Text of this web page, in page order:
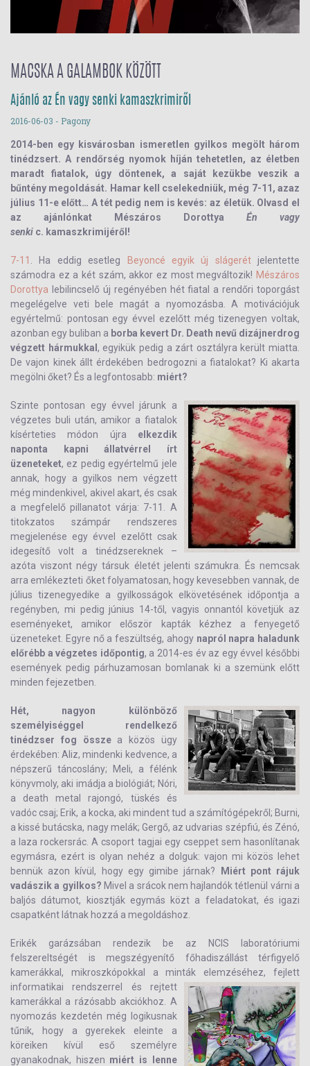
MACSKA A GALAMBOK KÖZÖTT
Ajánló az Én vagy senki kamaszkrimiről
2016-06-03 - Pagony
2014-ben egy kisvárosban ismeretlen gyilkos megölt három
tinédzsert. A rendőrség nyomok híján tehetetlen, az életben
maradt fiatalok, úgy döntenek, a saját kezükbe veszik a
bűntény megoldását. Hamar kell cselekedniük, még 7-11, azaz
július 11-e előtt… A tét pedig nem is kevés: az életük. Olvasd el
az ajánlónkat Mészáros Dorottya Én vagy
senki c. kamaszkrimijéről!
7-11 . Ha eddig esetleg Beyoncé egyik új slágerétjelentette
számodra ez a két szám, akkor ez most megváltozik! Mészáros
Dorottya lebilincselő új regényében hét fiatal a rendőri toporgást
megelégelve veti bele magát a nyomozásba. A motivációjuk
egyértelmű: pontosan egy évvel ezelőtt még tizenegyen voltak,
azonban egy buliban a borba kevert Dr. Death nevű dizájnerdrog
végzett hármukkal , egyikük pedig a zárt osztályra került miatta.
De vajon kinek állt érdekében bedrogozni a fiatalokat? Ki akarta
megölni őket? És a legfontosabb: miért?
Szinte pontosan egy évvel járunk a
végzetes buli után, amikor a fiatalok
kísérteties módon újra elkezdik
naponta kapni állatvérrel írt
üzeneteket, ez pedig egyértelmű jele
annak, hogy a gyilkos nem végzett
még mindenkivel, akivel akart, és csak
a megfelelő pillanatot várja: 7-11. A
titokzatos számpár rendszeres
megjelenése egy évvel ezelőtt csak
idegesítő volt a tinédzsereknek –
azóta viszont négy társuk életét jelenti számukra. És nemcsak
arra emlékezteti őket folyamatosan, hogy kevesebben vannak, de
július tizenegyedike a gyilkosságok elkövetésének időpontja a
regényben, mi pedig június 14-től, vagyis onnantól követjük az
eseményeket, amikor először kapták kézhez a fenyegető
üzeneteket. Egyre nő a feszültség, ahogy napról napra haladunk
előrébb a végzetes időpontig, a 2014-es év az egy évvel későbbi
események pedig párhuzamosan bomlanak ki a szemünk előtt
minden fejezetben.
Hét, nagyon különböző
személyiséggel rendelkező
tinédzser fog összea közös ügy
érdekében: Aliz, mindenki kedvence, a
népszerű táncoslány; Meli, a félénk
könyvmoly, aki imádja a biológiát; Nóri,
a death metal rajongó, tüskés és
vadóc csaj; Erik, a kocka, aki mindent tud a számítógépekről; Burni,
a kissé butácska, nagy melák; Gergő, az udvarias szépfiú, és Zénó,
a laza rockersrác. A csoport tagjai egy cseppet sem hasonlítanak
egymásra, ezért is olyan nehéz a dolguk: vajon mi közös lehet
bennük azon kívül, hogy egy gimibe járnak?
Miért pont rájuk
vadászik a gyilkos? Mivel a srácok nem hajlandók tétlenül várni a
baljós dátumot, kiosztják egymás közt a feladatokat, és igazi
csapatként látnak hozzá a megoldáshoz.
Erikék garázsában rendezik be az NCIS laboratóriumi
felszereltségét is megszégyenítő főhadiszállást térfigyelő
kamerákkal, mikroszkópokkal a minták elemzéséhez, fejlett
informatikai rendszerrel és rejtett
kamerákkal a rázósabb akciókhoz. A
nyomozás kezdetén még logikusnak
tűnik, hogy a gyerekek eleinte a
köreiken kívül eső személyre
gyanakodnak, hiszen miért is lenne